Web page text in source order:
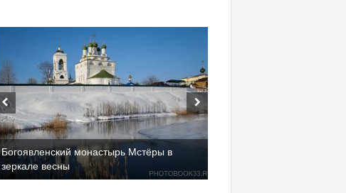
Богоявленский монастырь Мстёры в
зеркале весны